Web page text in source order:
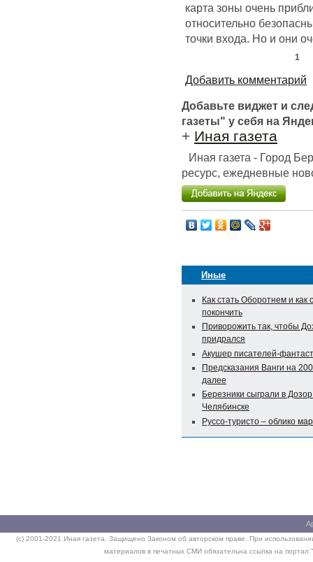
карта зоны очень
относительно
точки входа. Но и они
1
Добавить комментарий
Добавьте виджет и
газеты" у себя на
+ Иная газета
Иная газета - Город
ресурс, ежедневные
Иные
Как стать Оборотнем и как
покончить
Приворожить так, чтобы
придрался
Акушер писателей-
Предсказания Ванги на
далее
Березники сыграли в
Челябинске
Руссо-туристо – облико
(c) 2001-2021 Иная газета. Защищено Законом об авторском праве. При
материалов в печатных СМИ обязательна ссылка на